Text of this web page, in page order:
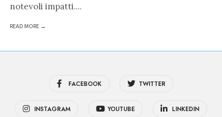
notevoli impatti....
READ MORE →
FACEBOOK TWITTER
INSTAGRAM YOUTUBE LINKEDIN